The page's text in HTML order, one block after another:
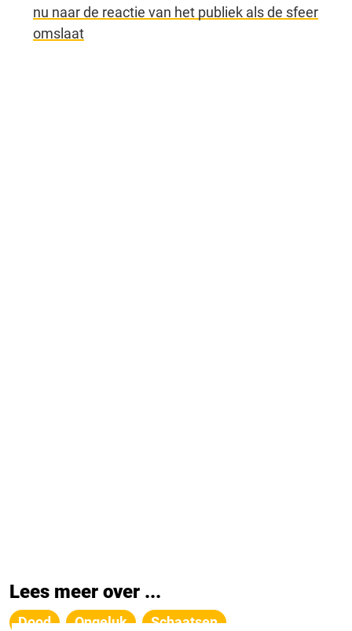
nu naar de reactie van het publiek als de sfeer
omslaat
Lees meer over ...
Dood Ongeluk Schaatsen